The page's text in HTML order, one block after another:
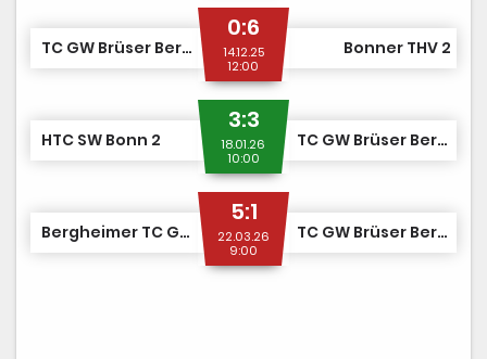
TC GW Brüser Berg 1
0:6
14.12.25
12:00
Bonner THV 2
HTC SW Bonn 2
3:3
18.01.26
10:00
TC GW Brüser Berg 1
Bergheimer TC GW 1
5:1
22.03.26
9:00
TC GW Brüser Berg 1